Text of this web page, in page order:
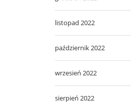
listopad 2022
październik 2022
wrzesień 2022
sierpień 2022